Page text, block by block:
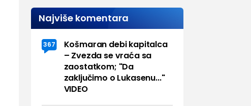
Najviše komentara
367
Košmaran debi kapitalca
– Zvezda se vraća sa
zaostatkom; "Da
zaključimo o Lukasenu..."
VIDEO